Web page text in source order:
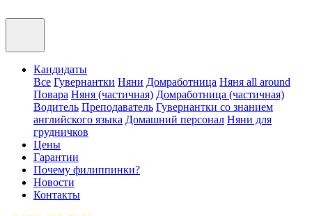
Кандидаты
Все Гувернантки Няни Домработница Няня all around
Повара Няня (частичная) Домработница (частичная)
Водитель Преподаватель Гувернантки со знанием
английского языка Домашний персонал Няни для
грудничков
Цены
Гарантии
Почему филиппинки?
Новости
Контакты